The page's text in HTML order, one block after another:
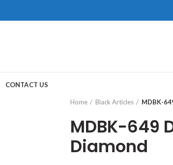
CONTACT US
Home
Black Articles MDBK-
MDBK-649
Diamond